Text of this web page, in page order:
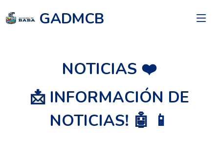
GADMCB
NOTICIAS ❤️
📩 INFORMACIÓN DE
NOTICIAS! 🤖 📱